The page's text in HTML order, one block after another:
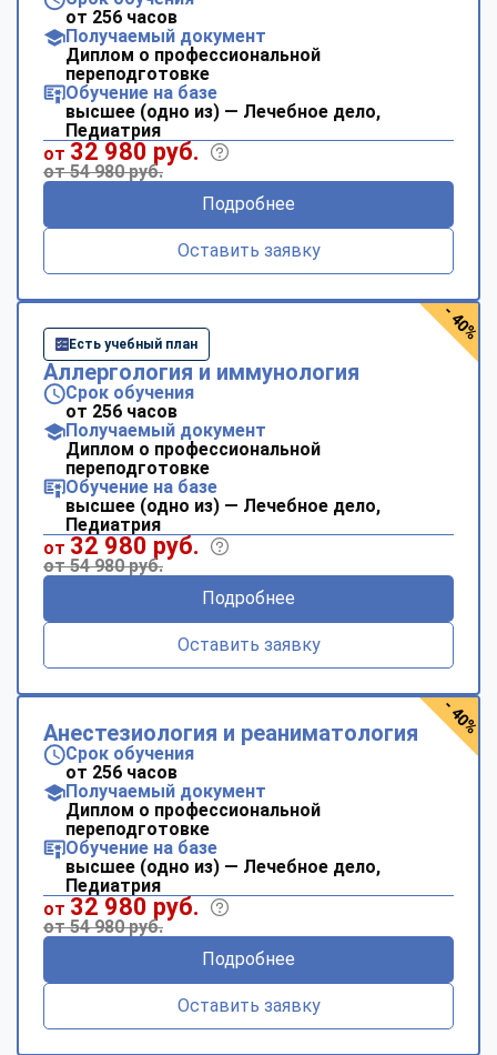
от 256 часов
Получаемый документ
Диплом о профессиональной
переподготовке
Обучение на базе
высшее (одно из) — Лечебное дело,
Педиатрия
от 32 980 руб.
от 54 980 руб.
Подробнее
Оставить заявку
Есть учебный план
Аллергология и иммунология
Срок обучения
от 256 часов
Получаемый документ
Диплом о профессиональной
переподготовке
Обучение на базе
высшее (одно из) — Лечебное дело,
Педиатрия
от 32 980 руб.
от 54 980 руб.
Подробнее
Оставить заявку
- 40%
Анестезиология и реаниматология
Срок обучения
от 256 часов
Получаемый документ
Диплом о профессиональной
переподготовке
Обучение на базе
высшее (одно из) — Лечебное дело,
Педиатрия
от 32 980 руб.
от 54 980 руб.
Подробнее
Оставить заявку
- 40%